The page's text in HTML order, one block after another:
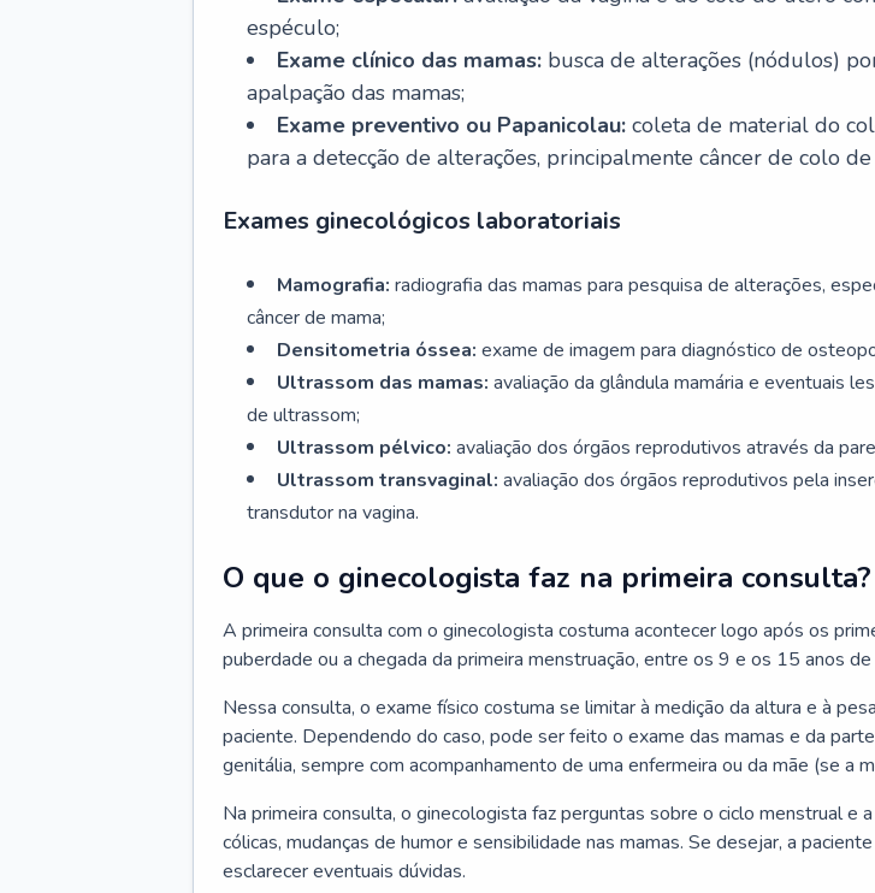
espéculo;
Exame clínico das mamas: busca de alterações (nódulos)
apalpação das mamas;
Exame preventivo ou Papanicolau: coleta de material do
para a detecção de alterações, principalmente câncer de colo
Exames ginecológicos laboratoriais
Mamografia: radiografia das mamas para pesquisa de alterações,
câncer de mama;
Densitometria óssea: exame de imagem para diagnóstico de
Ultrassom das mamas: avaliação da glândula mamária e eventuais
de ultrassom;
Ultrassom pélvico: avaliação dos órgãos reprodutivos através da
Ultrassom transvaginal: avaliação dos órgãos reprodutivos pela
transdutor na vagina.
O que o ginecologista faz na primeira consulta?
A primeira consulta com o ginecologista costuma acontecer logo após os
puberdade ou a chegada da primeira menstruação, entre os 9 e os 15 anos de
Nessa consulta, o exame físico costuma se limitar à medição da altura e à
paciente. Dependendo do caso, pode ser feito o exame das mamas e da
genitália, sempre com acompanhamento de uma enfermeira ou da mãe (se a
Na primeira consulta, o ginecologista faz perguntas sobre o ciclo menstrual e
cólicas, mudanças de humor e sensibilidade nas mamas. Se desejar, a
esclarecer eventuais dúvidas.